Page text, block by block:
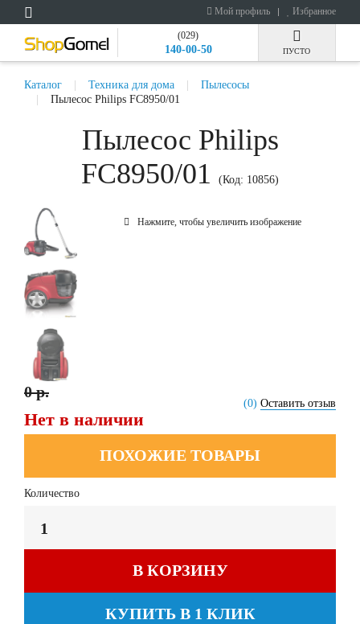
Мой профиль Избранное
(029)
140-00-50 ПУСТО
Каталог Техника для дома
Пылесосы
Пылесос Philips FC8950/01
Пылесос Philips
FC8950/01
(Код: 10856)
Нажмите, чтобы увеличить изображение
(0) Оставить отзыв
0 р.
Нет в наличии
ПОХОЖИЕ ТОВАРЫ
Количество
В КОРЗИНУ
КУПИТЬ В 1 КЛИК